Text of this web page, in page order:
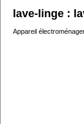
lave-linge :
Appareil